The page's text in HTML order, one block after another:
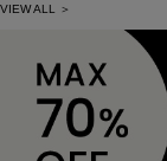
VIEW ALL ＞